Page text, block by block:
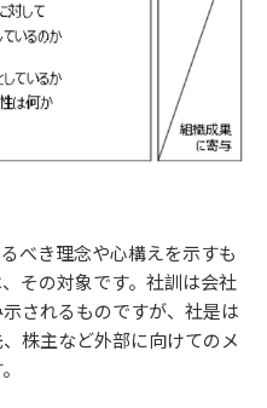
べき理念や心構えを示すも
その対象です。社訓は会社
されるものですが、社是は
株主など外部に向けてのメ